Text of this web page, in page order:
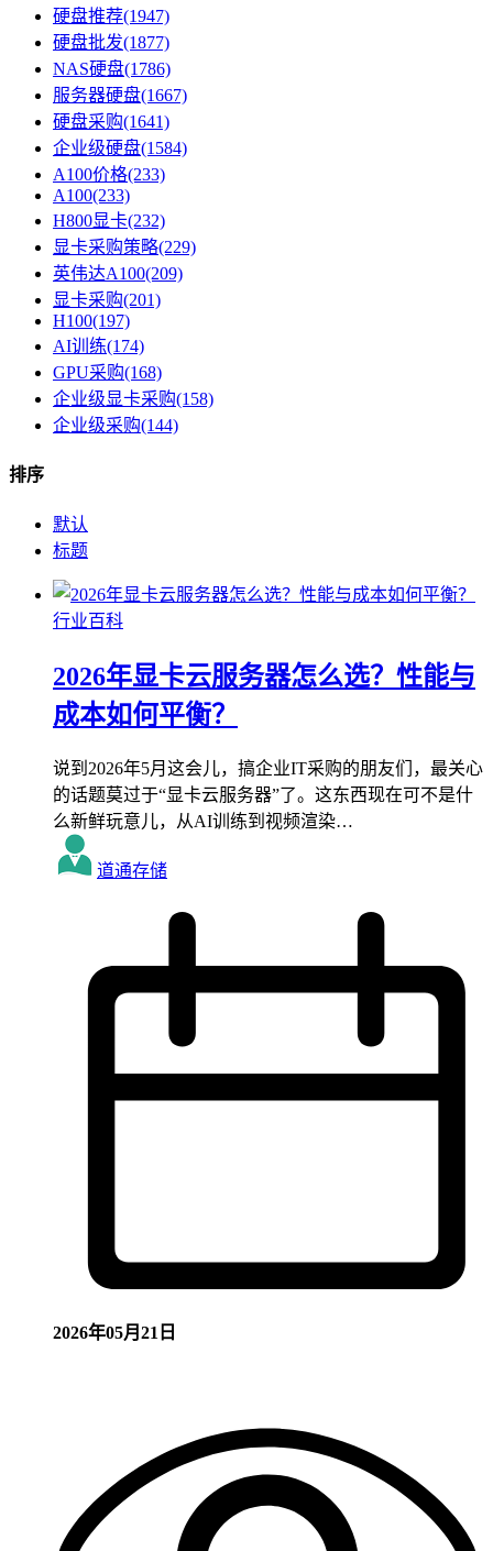
硬盘推荐(1947)
硬盘批发(1877)
NAS硬盘(1786)
服务器硬盘(1667)
硬盘采购(1641)
企业级硬盘(1584)
A100价格(233)
A100(233)
H800显卡(232)
显卡采购策略(229)
英伟达A100(209)
显卡采购(201)
H100(197)
AI训练(174)
GPU采购(168)
企业级显卡采购(158)
企业级采购(144)
排序
默认
标题
行业百科
2026年显卡云服务器怎么选？性能与
成本如何平衡？
说到2026年5月这会儿，搞企业IT采购的朋友们，最关心
的话题莫过于“显卡云服务器”了。这东西现在可不是什
么新鲜玩意儿，从AI训练到视频渲染…
道通存储
2026年05月21日